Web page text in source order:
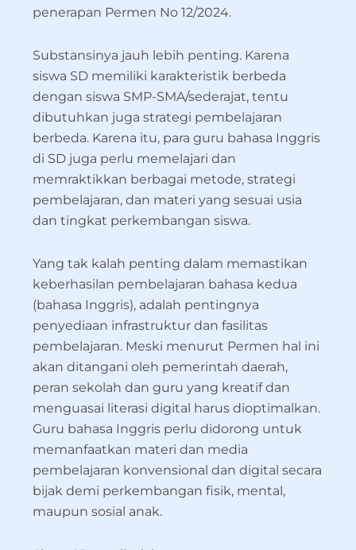
penerapan Permen No 12/2024.
Substansinya jauh lebih penting. Karena
siswa SD memiliki karakteristik berbeda
dengan siswa SMP-SMA/sederajat, tentu
dibutuhkan juga strategi pembelajaran
berbeda. Karena itu, para guru bahasa Inggris
di SD juga perlu memelajari dan
memraktikkan berbagai metode, strategi
pembelajaran, dan materi yang sesuai usia
dan tingkat perkembangan siswa.
Yang tak kalah penting dalam memastikan
keberhasilan pembelajaran bahasa kedua
(bahasa Inggris), adalah pentingnya
penyediaan infrastruktur dan fasilitas
pembelajaran. Meski menurut Permen hal ini
akan ditangani oleh pemerintah daerah,
peran sekolah dan guru yang kreatif dan
menguasai literasi digital harus dioptimalkan.
Guru bahasa Inggris perlu didorong untuk
memanfaatkan materi dan media
pembelajaran konvensional dan digital secara
bijak demi perkembangan fisik, mental,
maupun sosial anak.